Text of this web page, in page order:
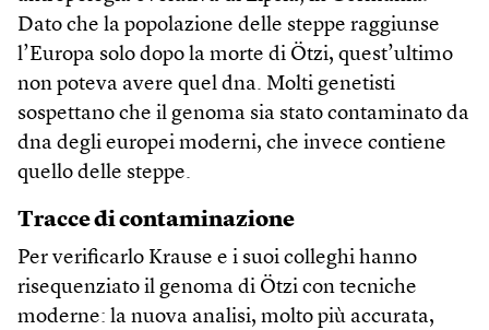
Dato che la popolazione delle steppe raggiunse
l’Europa solo dopo la morte di Ötzi, quest’ultimo
non poteva avere quel dna. Molti genetisti
sospettano che il genoma sia stato contaminato da
dna degli europei moderni, che invece contiene
quello delle steppe.
Tracce di contaminazione
Per verificarlo Krause e i suoi colleghi hanno
risequenziato il genoma di Ötzi con tecniche
moderne: la nuova analisi, molto più accurata,